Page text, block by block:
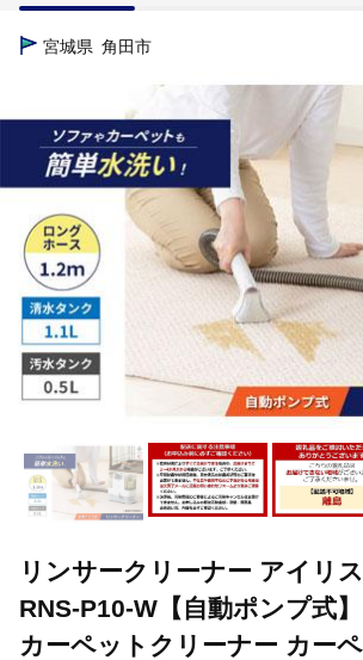
TOP
宮城県 角田市
リンサークリーナー アイリ
RNS-P10-W【自動ポンプ式
カーペットクリーナー カー